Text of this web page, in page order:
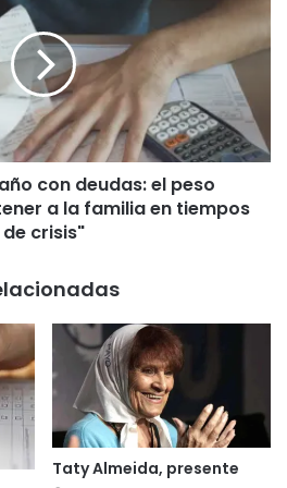
con deudas: el peso
a la familia en tiempos
de crisis"
Taty Almeida, presente